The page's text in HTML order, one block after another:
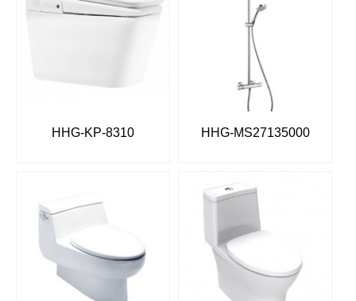
HHG-KP-8310 HHG-MS27135000